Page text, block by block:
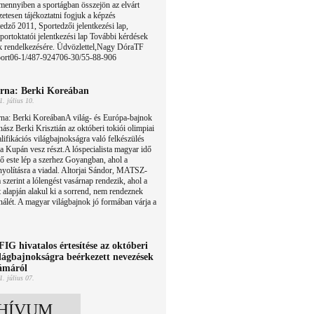
a sportágban összejön az elvárt
tájékoztatni fogjuk a képzés
2011, Sportedzői jelentkezési lap,
jelentkezési lap További kérdések
rendelkezésére. Üdvözlettel,Nagy DóraTF
1/487-924706-30/55-88-906
Berki Koreában
július 10.
Berki KoreábanA világ- és Európa-bajnok
Berki Krisztián az októberi tokiói olimpiai
világbajnokságra való felkészülés
Kupán vesz részt.A lóspecialista magyar idő
este lép a szerhez Goyangban, ahol a
a viadal. Altorjai Sándor, MATSZ-
a lólengést vasárnap rendezik, ahol a
alakul ki a sorrend, nem rendeznek
A magyar világbajnok jó formában várja a
hivatalos értesítése az októberi
beérkezett nevezések
július 07.